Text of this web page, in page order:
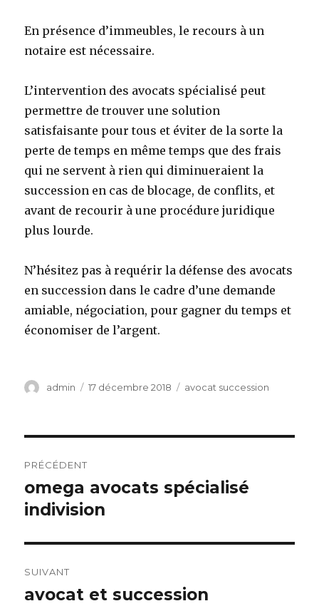
En présence d’immeubles, le recours à un
notaire est nécessaire.
L’intervention des avocats spécialisé peut
permettre de trouver une solution
satisfaisante pour tous et éviter de la sorte la
perte de temps en même temps que des frais
qui ne servent à rien qui diminueraient la
succession en cas de blocage, de conflits, et
avant de recourir à une procédure juridique
plus lourde.
N’hésitez pas à requérir la défense des avocats
en succession dans le cadre d’une demande
amiable, négociation, pour gagner du temps et
économiser de l’argent.
Auteur
admin
Publié
17 décembre 2018 Catégories
avocat succession
de
l’article
PRÉCÉDENT
Article
précédent :
omega avocats spécialisé
indivision
SUIVANT
Article
avocat et succession